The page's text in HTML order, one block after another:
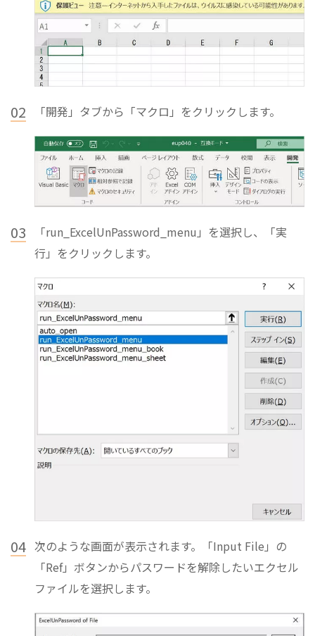
02 「開発」タブから「マクロ」をクリックします。
03
「run_ExcelUnPassword_menu」を選択し、「実
行」をクリックします。
04 次のような画面が表示されます。「Input File」の
「Ref」ボタンからパスワードを解除したいエクセル
ファイルを選択します。